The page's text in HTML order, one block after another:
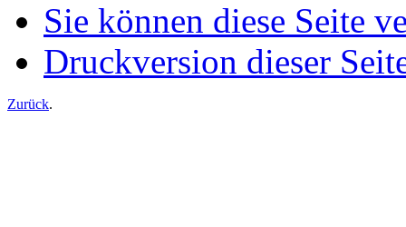
Sie können diese Seite
Druckversion dieser
Zurück.